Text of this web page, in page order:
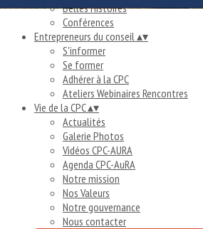
Belles Histoires
Conférences
Entrepreneurs du conseil▴▾
S'informer
Se former
Adhérer à la CPC
Ateliers Webinaires Rencontres
Vie de la CPC▴▾
Actualités
Galerie Photos
Vidéos CPC-AURA
Agenda CPC-AuRA
Notre mission
Nos Valeurs
Notre gouvernance
Nous contacter